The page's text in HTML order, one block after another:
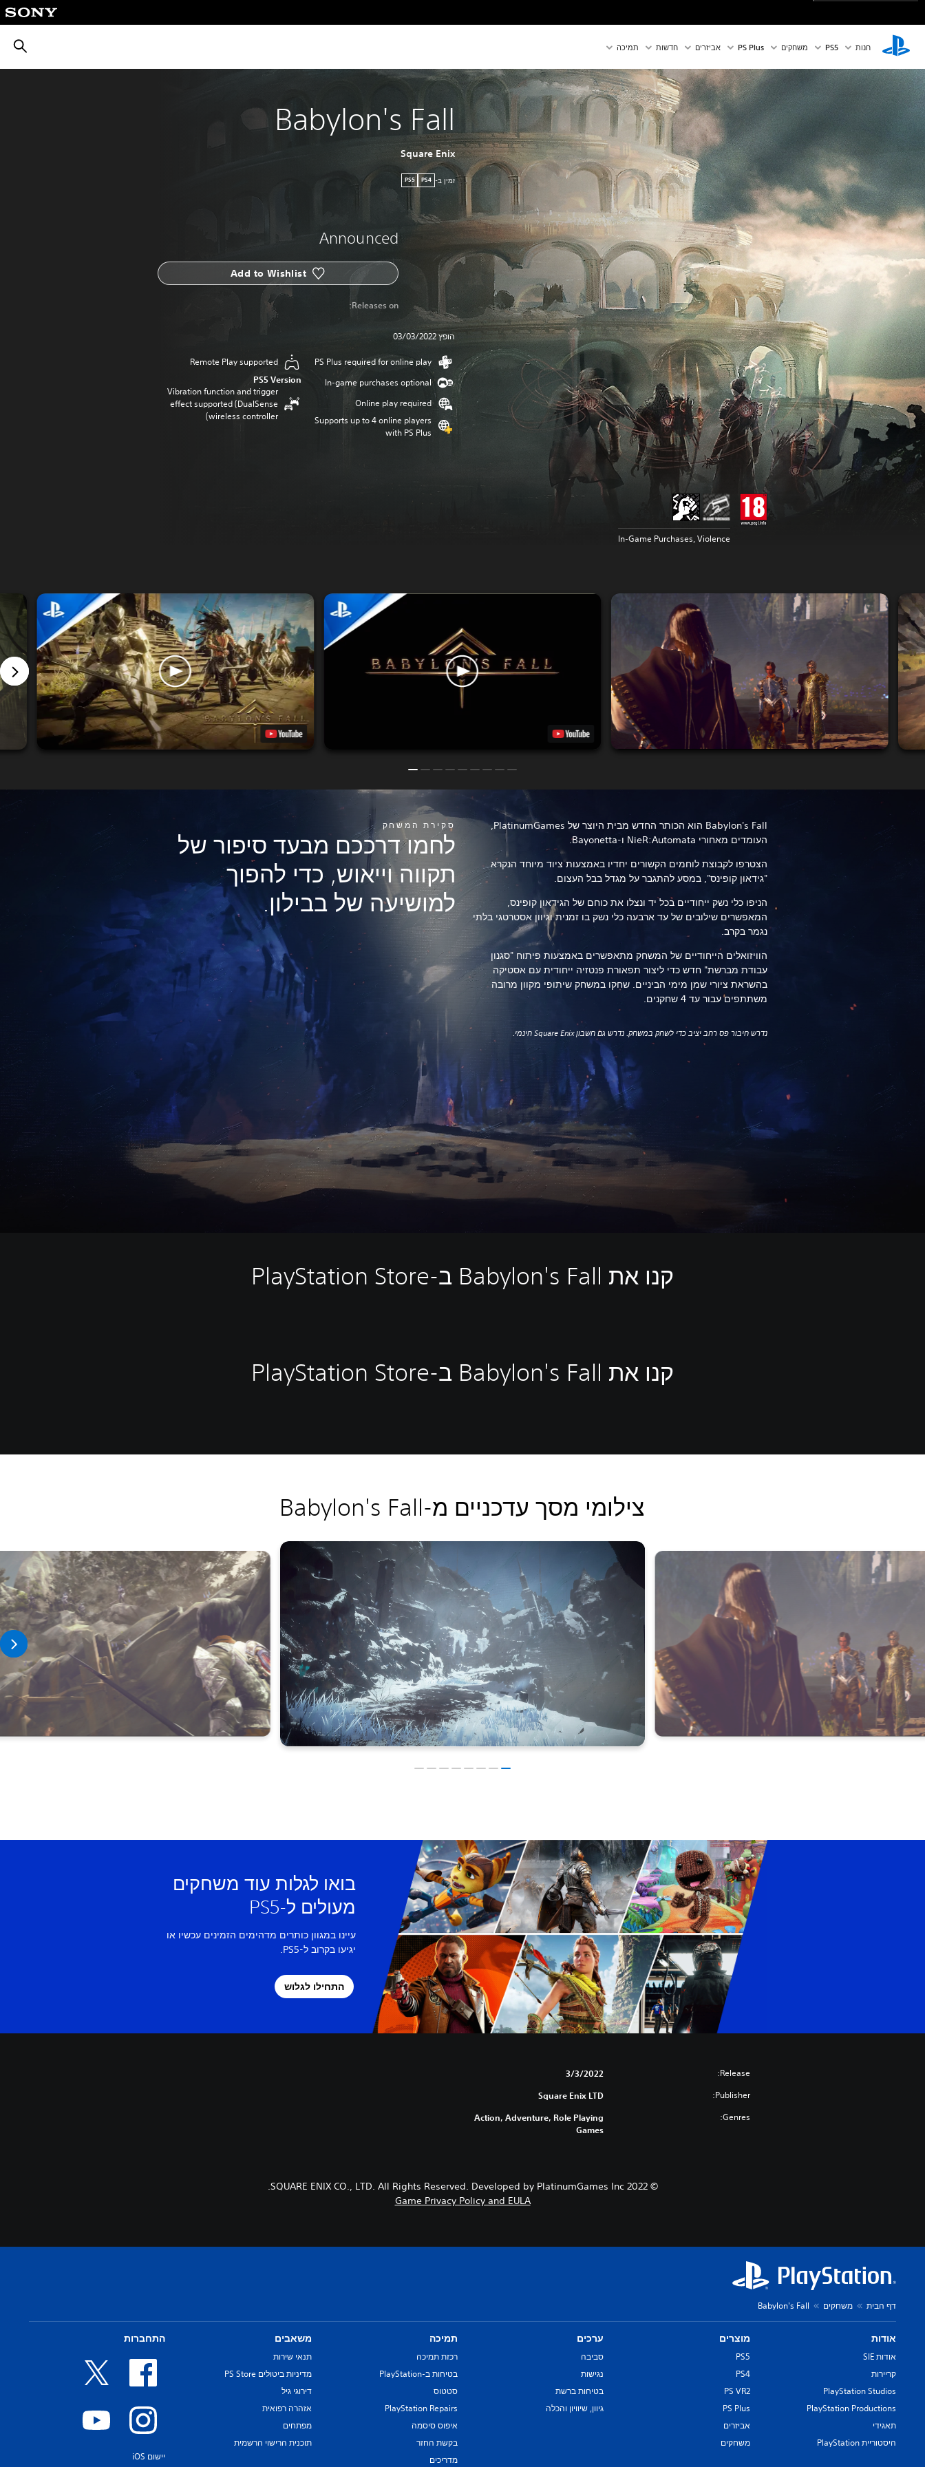
חנות PS5‏ משחקים PS Plus אביזרים חדשות תמיכה
Babylon's Fall
Square Enix
זמין ב- PS4
PS5
Announced
Add to Wishlist
Releases on:
הופץ 03/03/2022
PS Plus required for online play
In-game purchases optional
Online play required
Supports up to 4 online players
with PS Plus
Remote Play supported
PS5 Version
Vibration function and trigger
effect supported (DualSense
wireless controller)
In-Game Purchases, Violence
סקירת המשחק
לחמו דרככם מבעד סיפור של
תקווה וייאוש, כדי להפוך
למושיעה של בבילון.
Babylon's Fall הוא הכותר החדש מבית היוצר של PlatinumGames,
העומדים מאחורי NieR:Automata ו-Bayonetta.
הצטרפו לקבוצת לוחמים הקשורים יחדיו באמצעות ציוד מיוחד הנקרא
"גידאון קופינס", במסע להתגבר על מגדל בבל העצום.
הניפו כלי נשק ייחודיים בכל יד ונצלו את כוחם של הגידאון קופינס,
המאפשרים שילובים של עד ארבעה כלי נשק בו זמנית וגיוון אסטרטגי בלתי
נגמר בקרב.
הוויזואלים הייחודיים של המשחק מתאפשרים באמצעות פיתוח "סגנון
עבודת מברשת" חדש כדי ליצור תפאורת פנטזיה ייחודית עם אסטיקה
בהשראת ציורי שמן מימי הביניים. שחקו במשחק שיתופי מקוון מרובה
משתתפים עבור עד 4 שחקנים.
נדרש חיבור פס רחב יציב כדי לשחק במשחק. נדרש גם חשבון Square Enix חינמי.
קנו את Babylon's Fall ב-PlayStation Store
קנו את Babylon's Fall ב-PlayStation Store
צילומי מסך עדכניים מ-Babylon's Fall
בואו לגלות עוד משחקים
מעולים ל-PS5
עיינו במגוון כותרים מדהימים הזמינים עכשיו או
יגיעו בקרוב ל-PS5.
התחילו לגלוש
Release:
3/3/2022
Publisher:
Square Enix LTD
Genres:
Action, Adventure, Role Playing
Games
© 2022 SQUARE ENIX CO., LTD. All Rights Reserved. Developed by PlatinumGames Inc.
Game Privacy Policy and EULA
דף הבית משחקים Babylon's Fall
אודות
אודות SIE
קריירות
PlayStation Studios
PlayStation Productions
תאגידי
היסטוריית PlayStation
מוצרים
PS5
PS4
PS VR2
PS Plus
אביזרים
משחקים
ערכים
סביבה
נגישות
בטיחות ברשת
גיוון, שיוויון והכלה
תמיכה
רכזת תמיכה
בטיחות ב-PlayStation
סטטוס
PlayStation Repairs
איפוס סיסמה
בקשת החזר
מדריכים
משאבים
תנאי שירות
מדיניות ביטולים PS Store
דירוגי גיל
אזהרה רפואית
מפתחים
תוכנית הרישוי הרשמית
התחברות
יישום iOS